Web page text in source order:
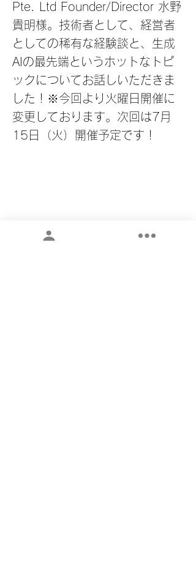
Pte. Ltd Founder/Director 水野
貴明様。技術者として、経営者
としての稀有な経験談と、生成
AIの最先端というホットなトピ
ックについてお話しいただきま
した！※今回より火曜日開催に
変更しております。次回は7月
15日（火）開催予定です！